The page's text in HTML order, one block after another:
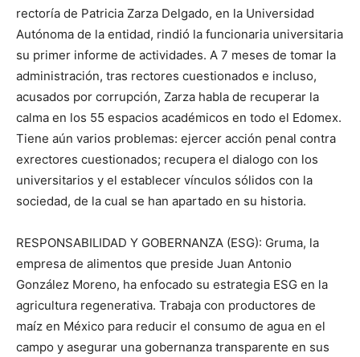
rectoría de Patricia Zarza Delgado, en la Universidad
Autónoma de la entidad, rindió la funcionaria universitaria
su primer informe de actividades. A 7 meses de tomar la
administración, tras rectores cuestionados e incluso,
acusados por corrupción, Zarza habla de recuperar la
calma en los 55 espacios académicos en todo el Edomex.
Tiene aún varios problemas: ejercer acción penal contra
exrectores cuestionados; recupera el dialogo con los
universitarios y el establecer vínculos sólidos con la
sociedad, de la cual se han apartado en su historia.
RESPONSABILIDAD Y GOBERNANZA (ESG): Gruma, la
empresa de alimentos que preside Juan Antonio
González Moreno, ha enfocado su estrategia ESG en la
agricultura regenerativa. Trabaja con productores de
maíz en México para reducir el consumo de agua en el
campo y asegurar una gobernanza transparente en sus